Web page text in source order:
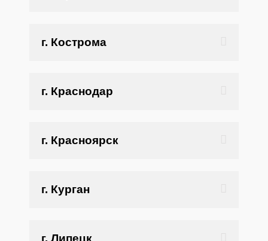
г. Кострома
г. Краснодар
г. Красноярск
г. Курган
г. Липецк